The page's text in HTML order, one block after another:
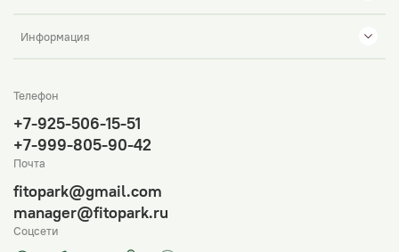
Информация
Телефон
+7-925-506-15-51
+7-999-805-90-42
Почта
fitopark@gmail.com
manager@fitopark.ru
Соцсети